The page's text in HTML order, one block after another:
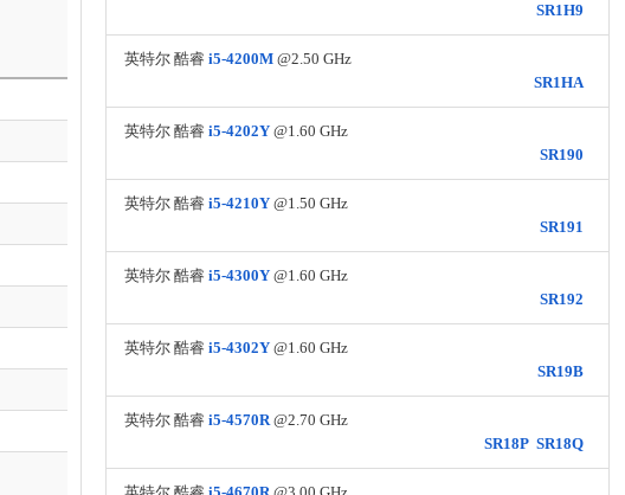
SR1H9
英特尔 酷睿 i5-4200M@2.50 GHz
SR1HA
英特尔 酷睿 i5-4202Y@1.60 GHz
SR190
英特尔 酷睿 i5-4210Y@1.50 GHz
SR191
英特尔 酷睿 i5-4300Y@1.60 GHz
SR192
英特尔 酷睿 i5-4302Y@1.60 GHz
SR19B
英特尔 酷睿 i5-4570R@2.70 GHz
SR18P SR18Q